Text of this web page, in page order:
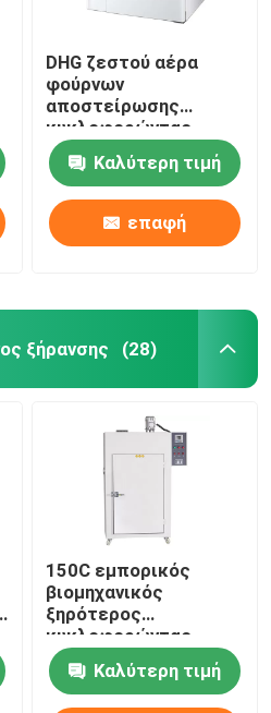
DHG ζεστού αέρα
φούρνων
αποστείρωσης
κυκλοφορώντας
αυτόματος έλεγχος
μηχανών φούρνων
ξηρότερος
Καλύτερη τιμή
επαφή
ξήρανσης (28)
150C εμπορικός
βιομηχανικός
ξηρότερος
κυκλοφορώντας
ξεραίνοντας φούρνος
ζεστού αέρα φούρνων
5kw
Καλύτερη τιμή